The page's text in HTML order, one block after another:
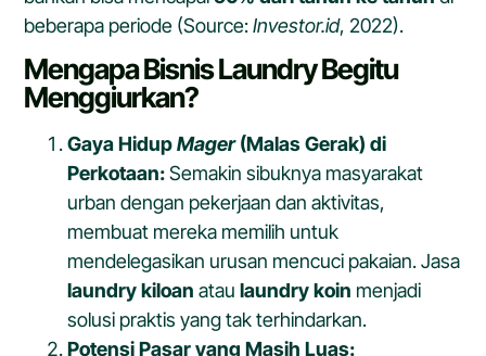
beberapa periode (Source:Investor.id, 2022).
Mengapa Bisnis Laundry Begitu
Menggiurkan?
Gaya HidupMager(Malas Gerak) di
Perkotaan:Semakin sibuknya masyarakat
urban dengan pekerjaan dan aktivitas,
membuat mereka memilih untuk
mendelegasikan urusan mencuci pakaian. Jasa
laundry kiloan ataulaundry koin menjadi
solusi praktis yang tak terhindarkan.
Potensi Pasar yang Masih Luas: